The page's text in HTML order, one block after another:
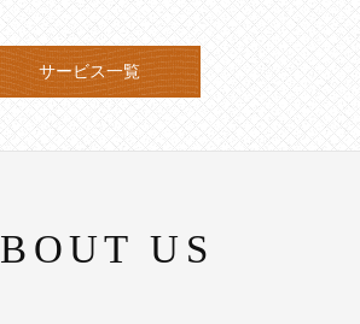
サービス一覧
ABOUT US